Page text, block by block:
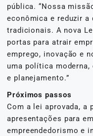
pública. “Nossa
econômica e reduzir a
tradicionais. A nova
portas para atrair
emprego, inovação e
uma política
e planejamento.”
Próximos passos
Com a lei aprovada, a
apresentações para
empreendedorismo e